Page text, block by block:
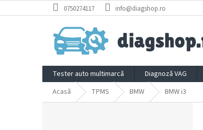
la
0750274117 info@diagshop.ro
Tester auto multimarcă Diagnoză VAG
Acasă
TPMS BMW BMW i3